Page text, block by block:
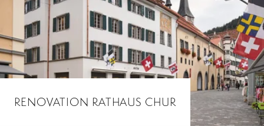
RENOVATION RATHAUS CHUR